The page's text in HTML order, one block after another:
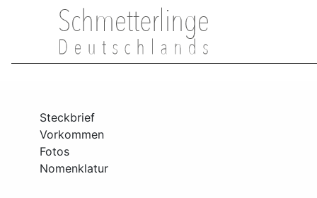
Steckbrief
Vorkommen
Fotos
Nomenklatur